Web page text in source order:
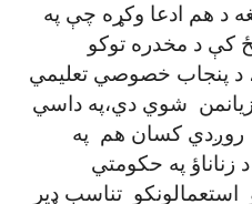
د هم ادعا وکړه چې په
کې د مخدره توکو
د پنجاب خصوصي تعليمي
شوي دي،په داسي
کسان هم په
په حکومتي
تناسب ډير